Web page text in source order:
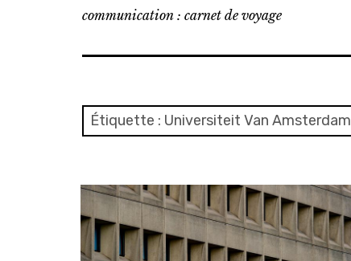
communication : carnet de voyage
Étiquette : Universiteit Van Amsterdam